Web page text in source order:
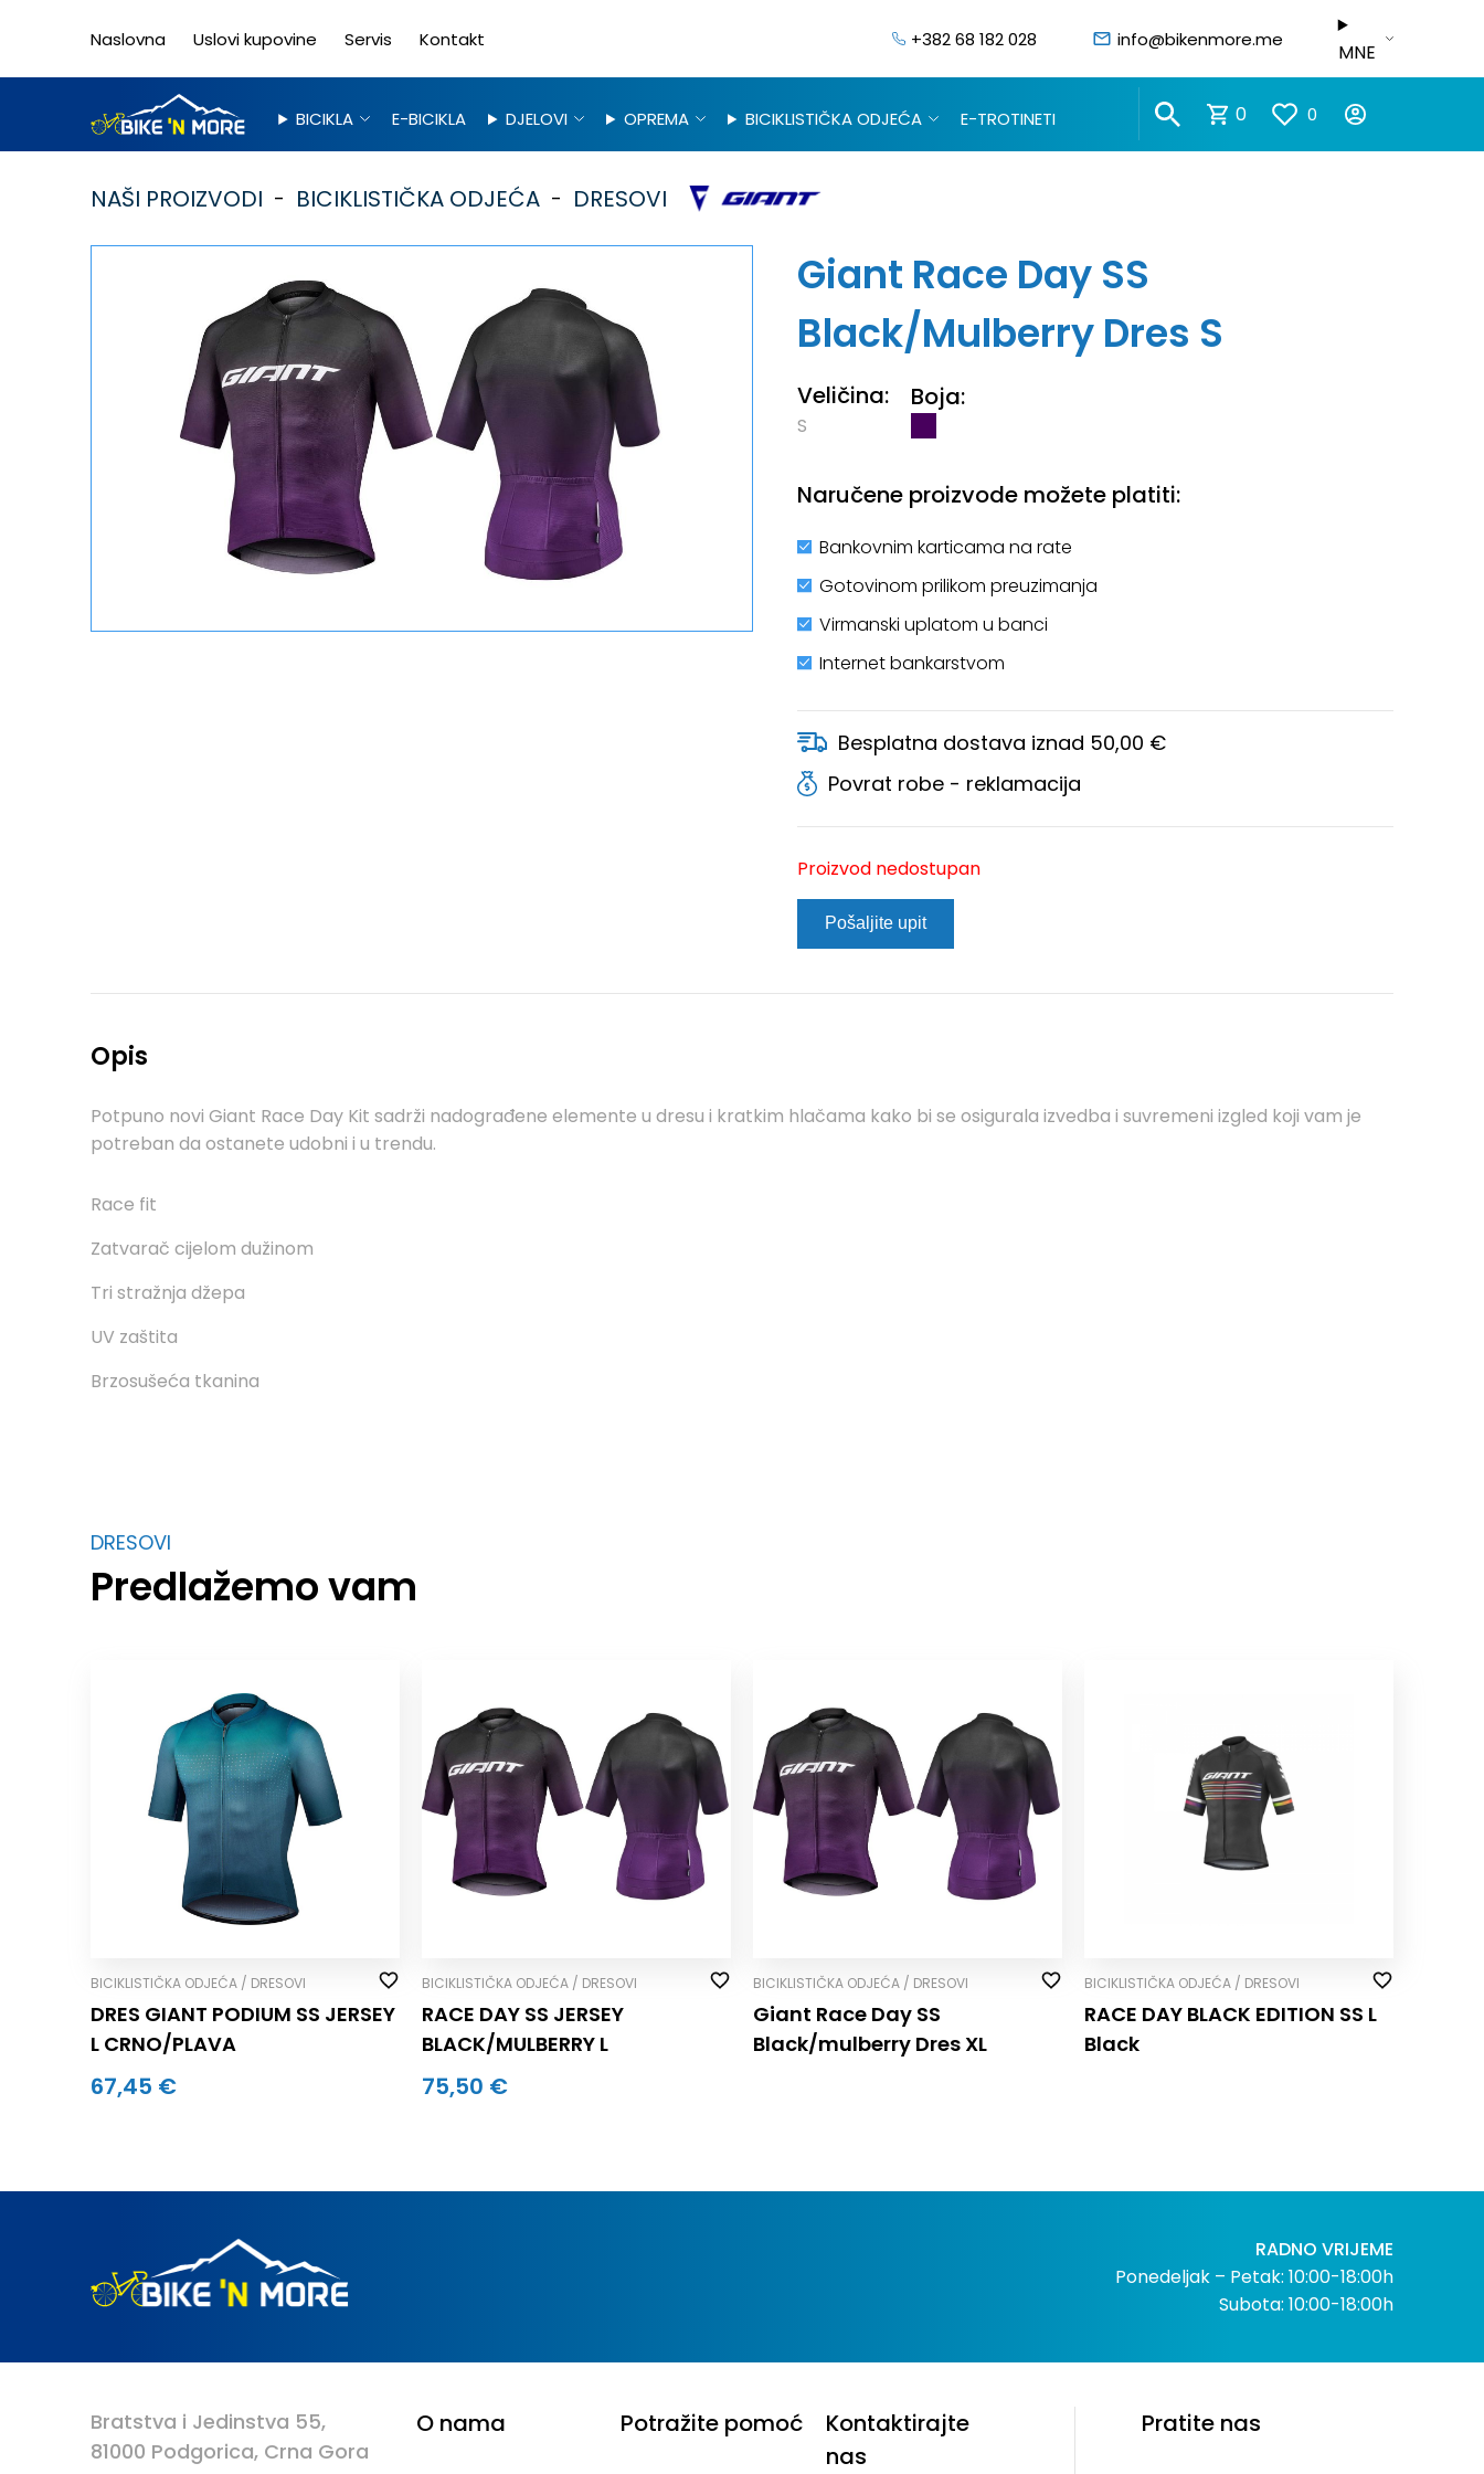
Naslovna Uslovi kupovine Servis Kontakt +382 68 182 028 info@bikenmore.me
MNE
BICIKLA E-BICIKLA DJELOVI OPREMA BICIKLISTIČKA ODJEĆA E-TROTINETI 0 0
NAŠI PROIZVODI BICIKLISTIČKA ODJEĆA DRESOVI
Giant Race Day SS
Black/Mulberry Dres S
Veličina:
S
Boja:
Naručene proizvode možete platiti:
Bankovnim karticama na rate
Gotovinom prilikom preuzimanja
Virmanski uplatom u banci
Internet bankarstvom
Besplatna dostava iznad 50,00 €
Povrat robe - reklamacija
Proizvod nedostupan
Pošaljite upit
Opis
Potpuno novi Giant Race Day Kit sadrži nadograđene elemente u dresu i kratkim hlačama kako bi se osigurala izvedba i suvremeni izgled koji vam je
potreban da ostanete udobni i u trendu.
Race fit
Zatvarač cijelom dužinom
Tri stražnja džepa
UV zaštita
Brzosušeća tkanina
DRESOVI
Predlažemo vam
BICIKLISTIČKA ODJEĆA / DRESOVI
DRES GIANT PODIUM SS JERSEY
L CRNO/PLAVA
67,45 €
BICIKLISTIČKA ODJEĆA / DRESOVI
RACE DAY SS JERSEY
BLACK/MULBERRY L
75,50 €
BICIKLISTIČKA ODJEĆA / DRESOVI
Giant Race Day SS
Black/mulberry Dres XL
BICIKLISTIČKA ODJEĆA / DRESOVI
RACE DAY BLACK EDITION SS L
Black
RADNO VRIJEME
Ponedeljak – Petak: 10:00-18:00h
Subota: 10:00-18:00h
Bratstva i Jedinstva 55,
81000 Podgorica, Crna Gora
O nama Potražite pomoć
Kontaktirajte
nas
Pratite nas